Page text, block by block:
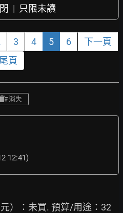
| 只限未讀
3 4 5 6
下一頁
尾頁
消失
12:41)
）：未買. 預算/用途：32